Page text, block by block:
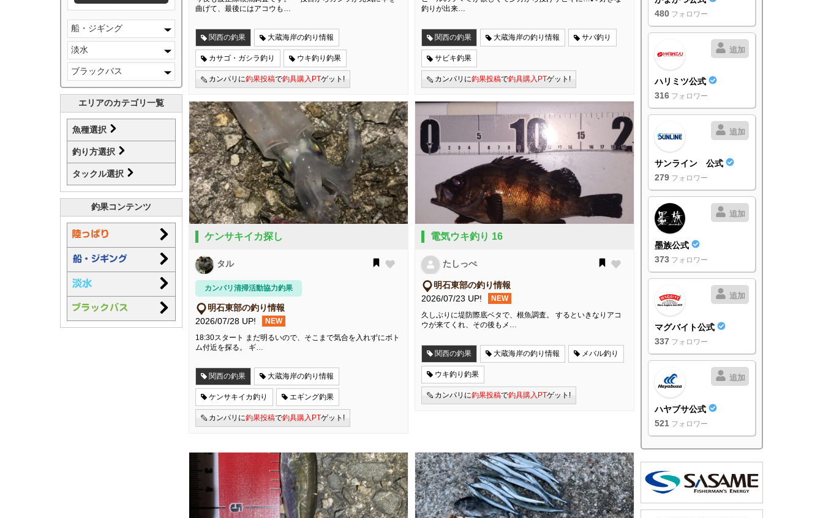
船・ジギング
淡水
ブラックバス
エリアのカテゴリ一覧
魚種選択
釣り方選択
タックル選択
釣果コンテンツ
曲げて、最後にはアコウも…
関西の釣果 大蔵海岸の釣り情報
カサゴ・ガシラ釣り ウキ釣り釣果
カンパリに釣果投稿で釣具購入PTゲット!
釣りが出来…
関西の釣果 大蔵海岸の釣り情報 サバ釣り
サビキ釣果
カンパリに釣果投稿で釣具購入PTゲット!
ケンサキイカ探し
タル
カンパリ清掃活動協力釣果
明石東部の釣り情報
2026/07/28 UP!
NEW
18:30スタート まだ明るいので、そこまで気合を入れずにボト
ム付近を探る。 ギ…
関西の釣果 大蔵海岸の釣り情報
ケンサキイカ釣り エギング釣果
カンパリに釣果投稿で釣具購入PTゲット!
電気ウキ釣り 16
たしっぺ
明石東部の釣り情報
2026/07/23 UP!
NEW
久しぶりに堤防際底ベタで、根魚調査。 するといきなりアコ
ウが来てくれ、その後もメ…
関西の釣果 大蔵海岸の釣り情報 メバル釣り
ウキ釣り釣果
カンパリに釣果投稿で釣具購入PTゲット!
480 フォロワー
追加
ハリミツ公式
316 フォロワー
追加
サンライン 公式
279 フォロワー
追加
墨族公式
373 フォロワー
追加
マグバイト公式
337 フォロワー
追加
ハヤブサ公式
521 フォロワー